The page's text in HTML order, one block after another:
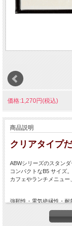
価格:1,270円(税込)
商品説明
クリアタイプ
ABWシリーズのスタンダ
コンパクトなB5 サイズ
カフェやランチメニュー
強靭性・電気絶縁性・耐
焼肉、お好み焼き、鍋